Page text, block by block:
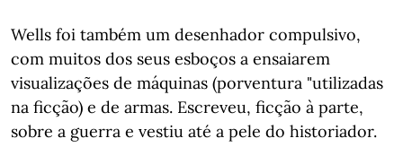
Wells foi também um desenhador compulsivo,
com muitos dos seus esboços a ensaiarem
visualizações de máquinas (porventura "utilizadas
na ficção) e de armas. Escreveu, ficção à parte,
sobre a guerra e vestiu até a pele do historiador.